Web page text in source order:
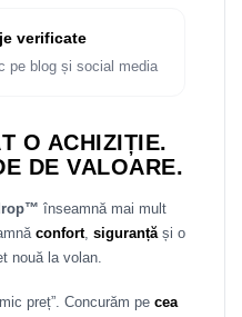
verificate
pe blog și social media
O ACHIZIȚIE.
DE VALOARE.
înseamnă mai mult
confort, siguranțăși o
nouă la volan.
preț”. Concurăm pe cea